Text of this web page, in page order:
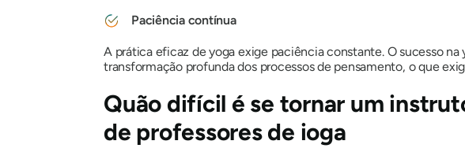
Paciência contínua
A prática eficaz de yoga exige paciência constante. O sucesso
transformação profunda dos processos de pensamento, o que
Quão difícil é se tornar um
de professores de ioga